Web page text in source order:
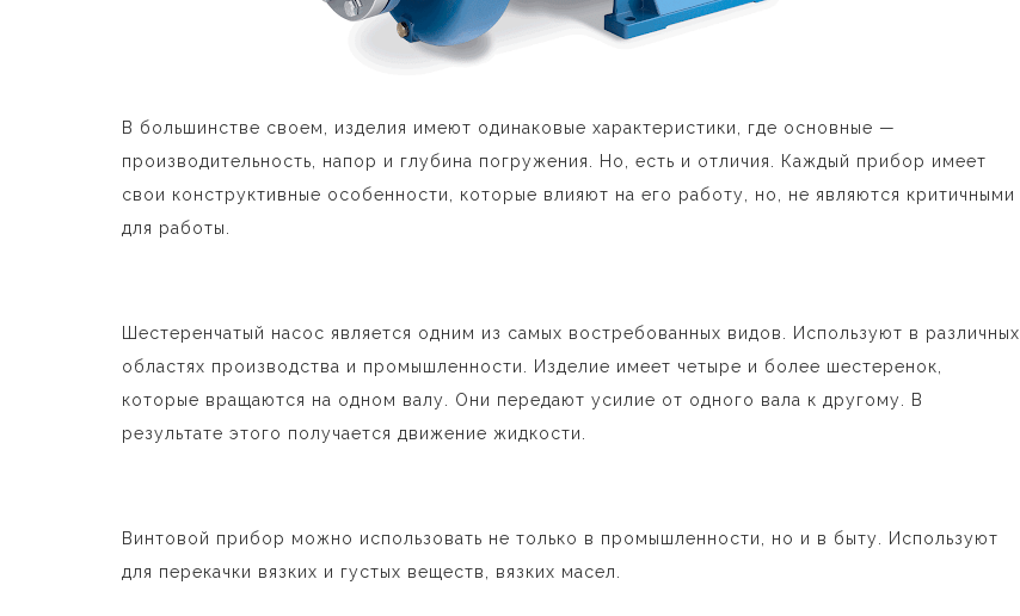
В большинстве своем, изделия имеют одинаковые характеристики, где основные —
производительность, напор и глубина погружения. Но, есть и отличия. Каждый прибор имеет
свои конструктивные особенности, которые влияют на его работу, но, не являются критичными
для работы.
Шестеренчатый насос является одним из самых востребованных видов. Используют в различных
областях производства и промышленности. Изделие имеет четыре и более шестеренок,
которые вращаются на одном валу. Они передают усилие от одного вала к другому. В
результате этого получается движение жидкости.
Винтовой прибор можно использовать не только в промышленности, но и в быту. Используют
для перекачки вязких и густых веществ, вязких масел.